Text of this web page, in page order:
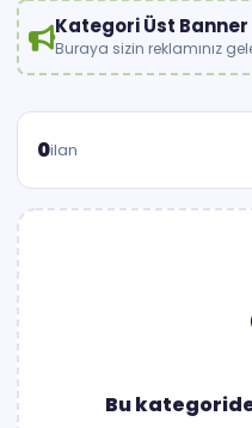
Kategori Üst Banner
Buraya sizin reklamınız
0ilan
Bu